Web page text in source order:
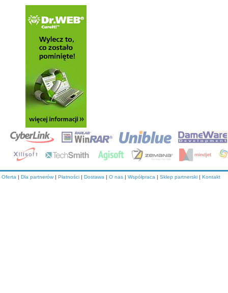
Oferta | Dla partnerów | Płatności | Dostawa | O nas | Współpraca | Sklep partnerski | Kontakt